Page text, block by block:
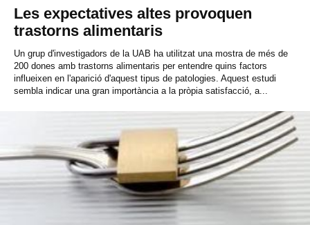
Agenda
CERCAR
Les expectatives altes provoquen
trastorns alimentaris
Un grup d'investigadors de la UAB ha utilitzat una mostra de més de
200 dones amb trastorns alimentaris per entendre quins factors
influeixen en l'aparició d'aquest tipus de patologies. Aquest estudi
sembla indicar una gran importància a la pròpia satisfacció, a...